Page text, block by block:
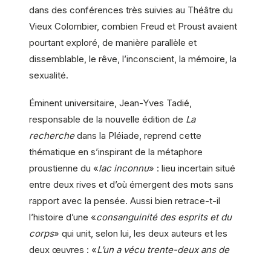
dans des conférences très suivies au Théâtre du
Vieux Colombier, combien Freud et Proust avaient
pourtant exploré, de manière parallèle et
dissemblable, le rêve, l’inconscient, la mémoire, la
sexualité.
Éminent universitaire, Jean-Yves Tadié,
responsable de la nouvelle édition de La
recherchedans la Pléiade, reprend cette
thématique en s’inspirant de la métaphore
proustienne du «lac inconnu» : lieu incertain situé
entre deux rives et d’où émergent des mots sans
rapport avec la pensée. Aussi bien retrace-t-il
l’histoire d’une «consanguinité des esprits et du
corps» qui unit, selon lui, les deux auteurs et les
deux œuvres : «L’un a vécu trente-deux ans de